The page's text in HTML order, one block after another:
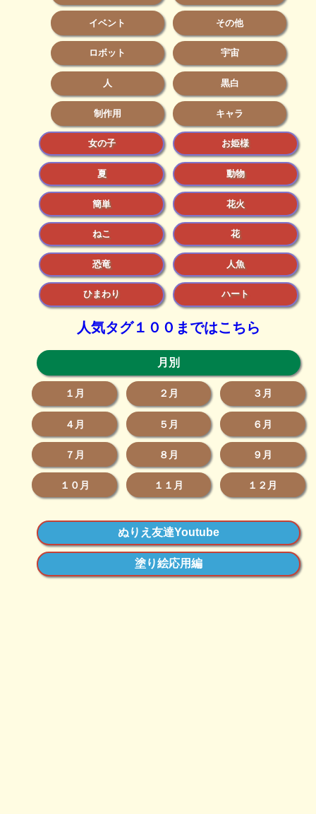
イベント その他
ロボット 宇宙
人 黒白
制作用 キャラ
女の子 お姫様
夏 動物
簡単 花火
ねこ 花
恐竜 人魚
ひまわり ハート
人気タグ１００まではこちら
月別
１月 ２月 ３月
４月 ５月 ６月
７月 ８月 ９月
１０月 １１月 １２月
ぬりえ友達Youtube
塗り絵応用編